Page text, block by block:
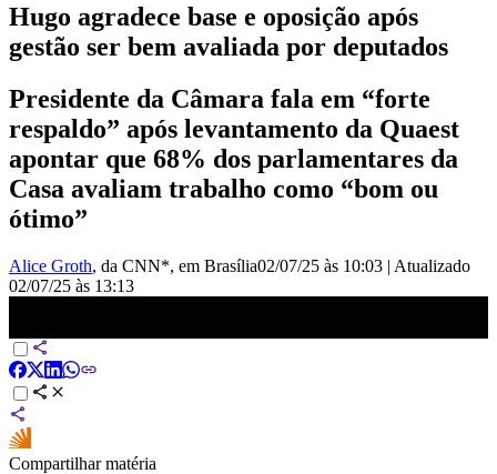
Hugo agradece base e oposição após
gestão ser bem avaliada por deputados
Presidente da Câmara fala em “forte
respaldo” após levantamento da Quaest
apontar que 68% dos parlamentares da
Casa avaliam trabalho como “bom ou
ótimo”
Alice Groth, da CNN*, em Brasília02/07/25 às 10:03 | Atualizado
02/07/25 às 13:13
Compartilhar matéria